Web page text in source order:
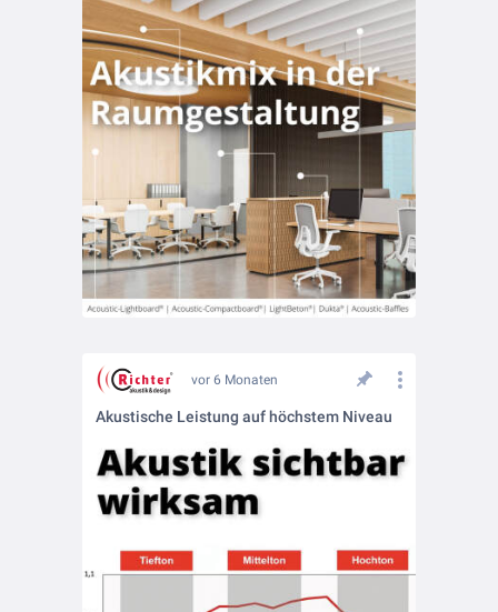
vor 6 Monaten
Akustische Leistung auf höchstem Niveau